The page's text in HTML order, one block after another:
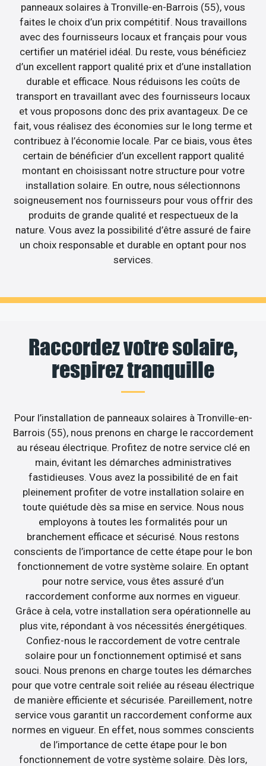
panneaux solaires à Tronville-en-Barrois (55), vous
faites le choix d’un prix compétitif. Nous travaillons
avec des fournisseurs locaux et français pour vous
certifier un matériel idéal. Du reste, vous bénéficiez
d’un excellent rapport qualité prix et d’une installation
durable et efficace. Nous réduisons les coûts de
transport en travaillant avec des fournisseurs locaux
et vous proposons donc des prix avantageux. De ce
fait, vous réalisez des économies sur le long terme et
contribuez à l’économie locale. Par ce biais, vous êtes
certain de bénéficier d’un excellent rapport qualité
montant en choisissant notre structure pour votre
installation solaire. En outre, nous sélectionnons
soigneusement nos fournisseurs pour vous offrir des
produits de grande qualité et respectueux de la
nature. Vous avez la possibilité d’être assuré de faire
un choix responsable et durable en optant pour nos
services.
Raccordez votre solaire,
respirez tranquille
Pour l’installation de panneaux solaires à Tronville-en-
Barrois (55), nous prenons en charge le raccordement
au réseau électrique. Profitez de notre service clé en
main, évitant les démarches administratives
fastidieuses. Vous avez la possibilité de en fait
pleinement profiter de votre installation solaire en
toute quiétude dès sa mise en service. Nous nous
employons à toutes les formalités pour un
branchement efficace et sécurisé. Nous restons
conscients de l’importance de cette étape pour le bon
fonctionnement de votre système solaire. En optant
pour notre service, vous êtes assuré d’un
raccordement conforme aux normes en vigueur.
Grâce à cela, votre installation sera opérationnelle au
plus vite, répondant à vos nécessités énergétiques.
Confiez-nous le raccordement de votre centrale
solaire pour un fonctionnement optimisé et sans
souci. Nous prenons en charge toutes les démarches
pour que votre centrale soit reliée au réseau électrique
de manière efficiente et sécurisée. Pareillement, notre
service vous garantit un raccordement conforme aux
normes en vigueur. En effet, nous sommes conscients
de l’importance de cette étape pour le bon
fonctionnement de votre système solaire. Dès lors,